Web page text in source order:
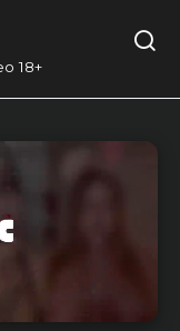
18+